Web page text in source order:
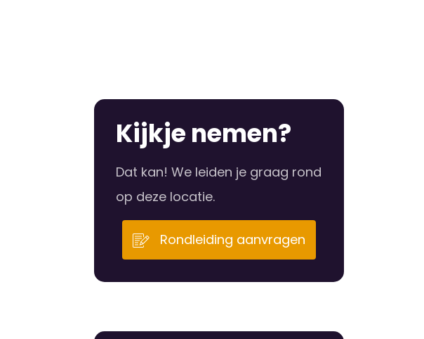
Kijkje nemen?
Dat kan! We leiden je graag rond
op deze locatie.
Rondleiding aanvragen